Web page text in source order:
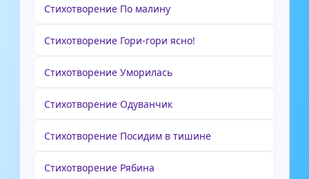
Стихотворение По малину
Стихотворение Гори-гори ясно!
Стихотворение Уморилась
Стихотворение Одуванчик
Стихотворение Посидим в тишине
Стихотворение Рябина